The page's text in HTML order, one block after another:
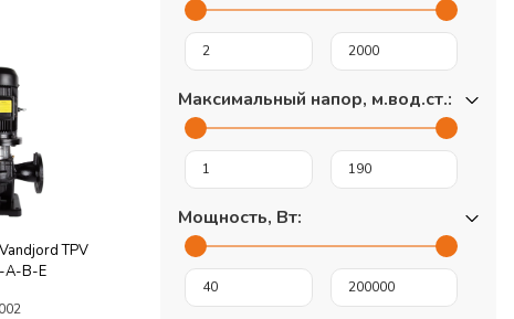
TPV
A-B-E
Максимальный напор, м.вод.ст.:
Мощность, Вт: